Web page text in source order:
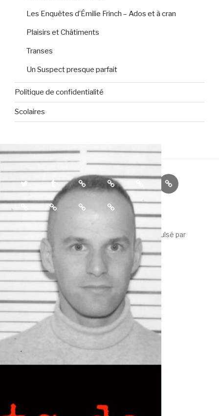
Les Enquêtes d’Émilie Frinch – Ados et à cran
Plaisirs et Châtiments
Transes
Un Suspect presque parfait
Politique de confidentialité
Scolaires
TwitterTumblr FeedbooksBabelioRose
et
Noir
Amazon
Culturebox
Est
Républicain
Nancybuzz
Le
Républicain
Politique de confidentialité
Fièrement propulsé par
WordPress